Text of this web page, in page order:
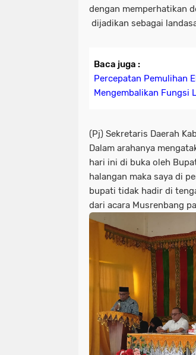
dengan memperhatikan
dijadikan sebagai
Baca juga :
Percepatan Pemulihan
Mengembalikan Fungsi
(Pj) Sekretaris Daerah
Dalam arahanya
hari ini di buka oleh
halangan maka saya di
bupati tidak hadir di
dari acara Musrenbang